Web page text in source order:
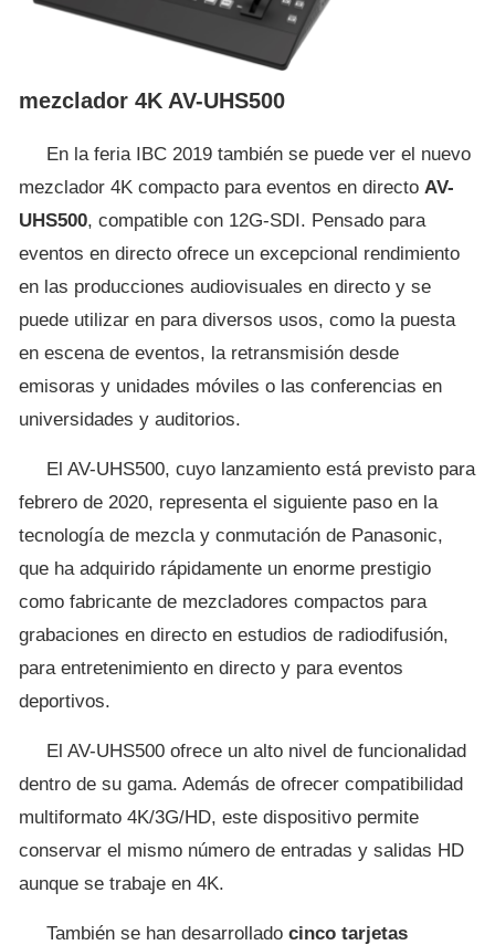
mezclador 4K AV-UHS500
En la feria IBC 2019 también se puede ver el nuevo
mezclador 4K compacto para eventos en directo AV-
UHS500, compatible con 12G-SDI. Pensado para
eventos en directo ofrece un excepcional rendimiento
en las producciones audiovisuales en directo y se
puede utilizar en para diversos usos, como la puesta
en escena de eventos, la retransmisión desde
emisoras y unidades móviles o las conferencias en
universidades y auditorios.
El AV-UHS500, cuyo lanzamiento está previsto para
febrero de 2020, representa el siguiente paso en la
tecnología de mezcla y conmutación de Panasonic,
que ha adquirido rápidamente un enorme prestigio
como fabricante de mezcladores compactos para
grabaciones en directo en estudios de radiodifusión,
para entretenimiento en directo y para eventos
deportivos.
El AV-UHS500 ofrece un alto nivel de funcionalidad
dentro de su gama. Además de ofrecer compatibilidad
multiformato 4K/3G/HD, este dispositivo permite
conservar el mismo número de entradas y salidas HD
aunque se trabaje en 4K.
También se han desarrollado cinco tarjetas